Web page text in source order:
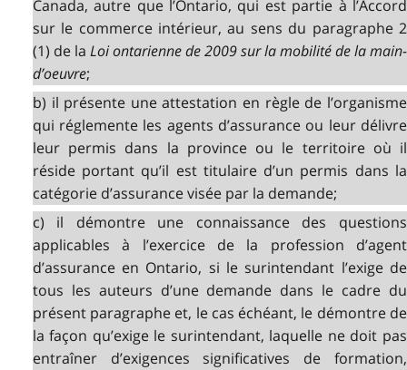
Canada, autre que l’Ontario, qui est partie à l’Accord
sur le commerce intérieur, au sens du paragraphe 2
(1) de la Loi ontarienne de 2009 sur la mobilité de la main-
d’oeuvre;
b) il présente une attestation en règle de l’organisme
qui réglemente les agents d’assurance ou leur délivre
leur permis dans la province ou le territoire où il
réside portant qu’il est titulaire d’un permis dans la
catégorie d’assurance visée par la demande;
c) il démontre une connaissance des questions
applicables à l’exercice de la profession d’agent
d’assurance en Ontario, si le surintendant l’exige de
tous les auteurs d’une demande dans le cadre du
présent paragraphe et, le cas échéant, le démontre de
la façon qu’exige le surintendant, laquelle ne doit pas
entraîner d’exigences significatives de formation,